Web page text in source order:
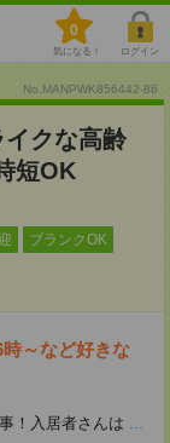
0
気になる！ ログイン
No.MANPWK856442-86
イクな高齢
短OK
ブランクOK
～など好きな
！入居者さんは ...